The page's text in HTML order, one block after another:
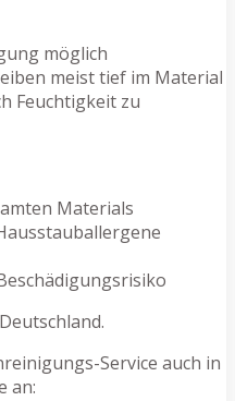
möglich
meist tief im Material
Feuchtigkeit zu
Materials
Service auch in
an: